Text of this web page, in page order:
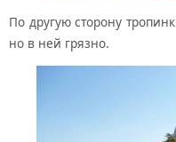
По другую сторону
но в ней грязно.